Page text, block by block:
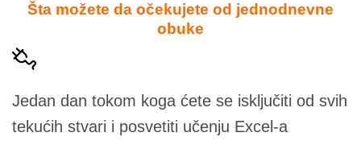
Šta možete da očekujete od jednodnevne
obuke
Jedan dan tokom koga ćete se isključiti od svih
tekućih stvari i posvetiti učenju Excel-a